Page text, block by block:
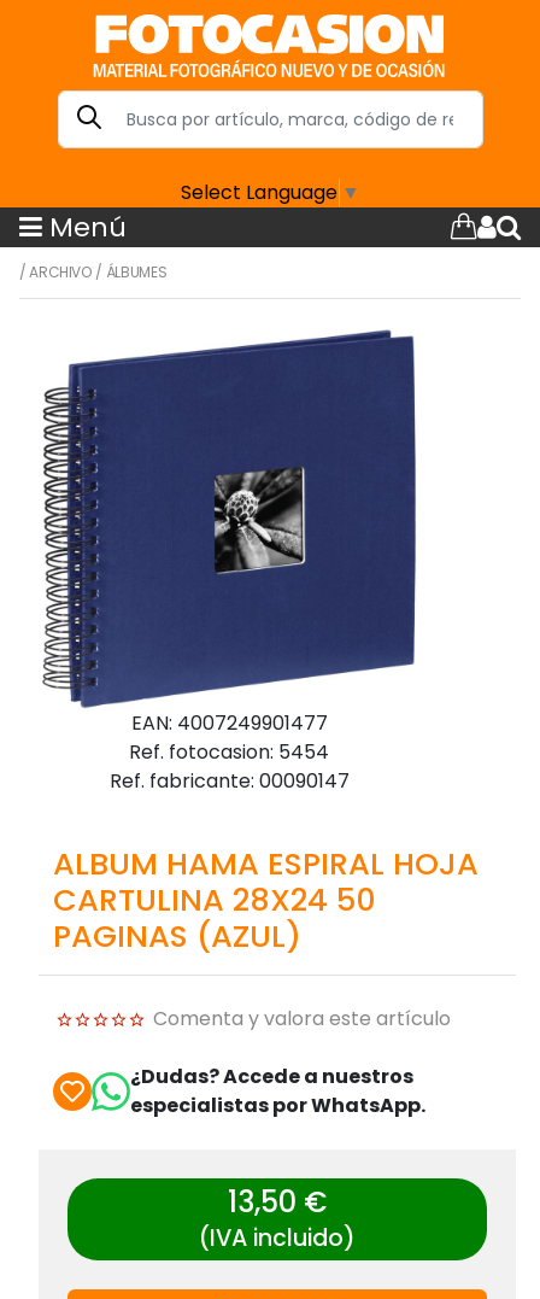
Select Language ▼
Menú
/ARCHIVO/ ÁLBUMES
EAN: 4007249901477
Ref. fotocasion: 5454
Ref. fabricante: 00090147
ALBUM HAMA ESPIRAL HOJA
CARTULINA 28X24 50
PAGINAS (AZUL)
Comenta y valora este artículo
¿Dudas? Accede a nuestros
especialistas por WhatsApp.
13,50 €
(IVA incluido)